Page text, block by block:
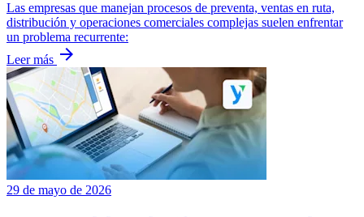
Las empresas que manejan procesos de preventa, ventas en ruta,
distribución y operaciones comerciales complejas suelen enfrentar
un problema recurrente:
Leer más arrow_forward
29 de mayo de 2026